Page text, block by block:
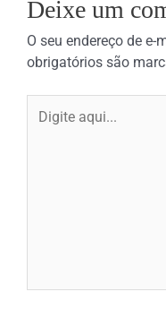
Deixe um
O seu endereço de
obrigatórios são
aqui...